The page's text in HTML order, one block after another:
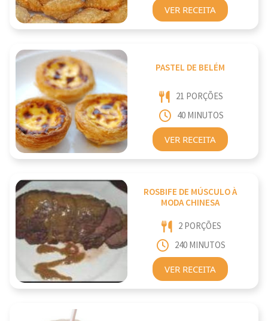
VER RECEITA
PASTEL DE BELÉM
21 PORÇÕES
40 MINUTOS
VER RECEITA
ROSBIFE DE MÚSCULO À
MODA CHINESA
2 PORÇÕES
240 MINUTOS
VER RECEITA